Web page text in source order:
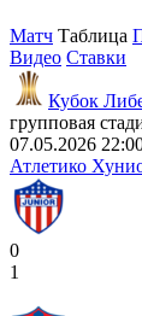
Матч Таблица
Видео Ставки
Кубок
групповая
07.05.2026
Атлетико
0
1